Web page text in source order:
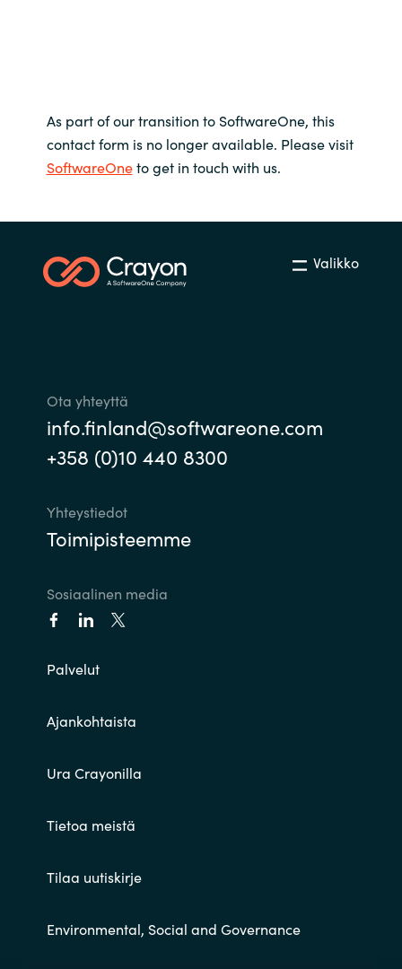
As part of our transition to SoftwareOne, this
contact form is no longer available. Please visit
SoftwareOneto get in touch with us.
Valikko
Ota yhteyttä
info.finland@softwareone.com
+358 (0)10 440 8300
Yhteystiedot
Toimipisteemme
Sosiaalinen media
Palvelut
Ajankohtaista
Ura Crayonilla
Tietoa meistä
Tilaa uutiskirje
Environmental, Social and Governance